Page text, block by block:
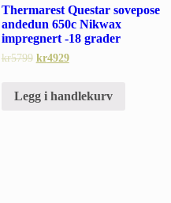
Thermarest Questar sovepose
andedun 650c Nikwax
impregnert -18 grader
kr5799 kr4929
Legg i handlekurv